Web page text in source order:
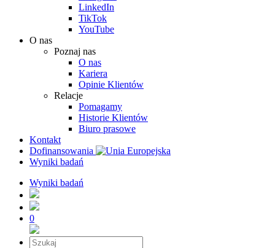
LinkedIn
TikTok
YouTube
O nas
Poznaj nas
O nas
Kariera
Opinie Klientów
Relacje
Pomagamy
Historie Klientów
Biuro prasowe
Kontakt
Dofinansowania
Wyniki badań
Wyniki badań
0